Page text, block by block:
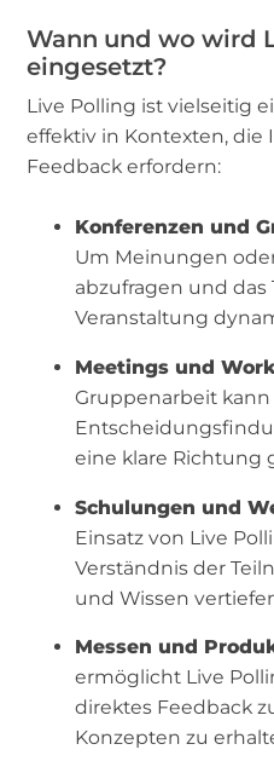
Wann und wo wird
eingesetzt?
Live Polling ist vielseitig
effektiv in Kontexten, die
Feedback erfordern:
Konferenzen und
Um Meinungen
abzufragen und das
Veranstaltung
Meetings und
Gruppenarbeit kann
eine klare Richtung
Schulungen und
Einsatz von Live
Verständnis der
und Wissen
Messen und
ermöglicht Live
direktes Feedback
Konzepten zu